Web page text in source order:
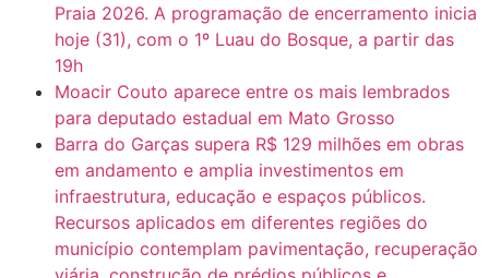
Praia 2026. A programação de encerramento inicia
hoje (31), com o 1º Luau do Bosque, a partir das
19h
Moacir Couto aparece entre os mais lembrados
para deputado estadual em Mato Grosso
Barra do Garças supera R$ 129 milhões em obras
em andamento e amplia investimentos em
infraestrutura, educação e espaços públicos.
Recursos aplicados em diferentes regiões do
município contemplam pavimentação, recuperação